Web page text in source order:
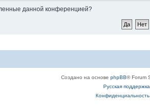
данной конференцией?
Создано на основе phpBB® Forum
Русская
Конфиденциальность